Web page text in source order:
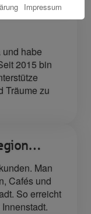
habe
2015 bin
Träume zu
Man
Cafés und
So erreicht
Impressum